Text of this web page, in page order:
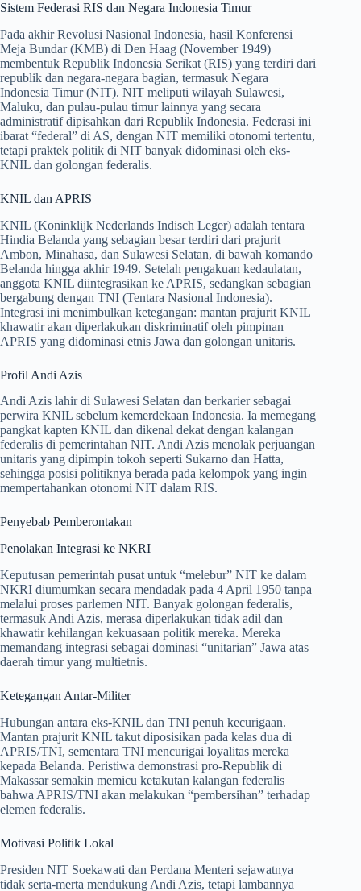
Sistem Federasi RIS dan Negara Indonesia Timur
Pada akhir Revolusi Nasional Indonesia, hasil Konferensi
Meja Bundar (KMB) di Den Haag (November 1949)
membentuk Republik Indonesia Serikat (RIS) yang terdiri dari
republik dan negara-negara bagian, termasuk Negara
Indonesia Timur (NIT). NIT meliputi wilayah Sulawesi,
Maluku, dan pulau-pulau timur lainnya yang secara
administratif dipisahkan dari Republik Indonesia. Federasi ini
ibarat “federal” di AS, dengan NIT memiliki otonomi tertentu,
tetapi praktek politik di NIT banyak didominasi oleh eks-
KNIL dan golongan federalis.
KNIL dan APRIS
KNIL (Koninklijk Nederlands Indisch Leger) adalah tentara
Hindia Belanda yang sebagian besar terdiri dari prajurit
Ambon, Minahasa, dan Sulawesi Selatan, di bawah komando
Belanda hingga akhir 1949. Setelah pengakuan kedaulatan,
anggota KNIL diintegrasikan ke APRIS, sedangkan sebagian
bergabung dengan TNI (Tentara Nasional Indonesia).
Integrasi ini menimbulkan ketegangan: mantan prajurit KNIL
khawatir akan diperlakukan diskriminatif oleh pimpinan
APRIS yang didominasi etnis Jawa dan golongan unitaris.
Profil Andi Azis
Andi Azis lahir di Sulawesi Selatan dan berkarier sebagai
perwira KNIL sebelum kemerdekaan Indonesia. Ia memegang
pangkat kapten KNIL dan dikenal dekat dengan kalangan
federalis di pemerintahan NIT. Andi Azis menolak perjuangan
unitaris yang dipimpin tokoh seperti Sukarno dan Hatta,
sehingga posisi politiknya berada pada kelompok yang ingin
mempertahankan otonomi NIT dalam RIS.
Penyebab Pemberontakan
Penolakan Integrasi ke NKRI
Keputusan pemerintah pusat untuk “melebur” NIT ke dalam
NKRI diumumkan secara mendadak pada 4 April 1950 tanpa
melalui proses parlemen NIT. Banyak golongan federalis,
termasuk Andi Azis, merasa diperlakukan tidak adil dan
khawatir kehilangan kekuasaan politik mereka. Mereka
memandang integrasi sebagai dominasi “unitarian” Jawa atas
daerah timur yang multietnis.
Ketegangan Antar-Militer
Hubungan antara eks-KNIL dan TNI penuh kecurigaan.
Mantan prajurit KNIL takut diposisikan pada kelas dua di
APRIS/TNI, sementara TNI mencurigai loyalitas mereka
kepada Belanda. Peristiwa demonstrasi pro-Republik di
Makassar semakin memicu ketakutan kalangan federalis
bahwa APRIS/TNI akan melakukan “pembersihan” terhadap
elemen federalis.
Motivasi Politik Lokal
Presiden NIT Soekawati dan Perdana Menteri sejawatnya
tidak serta-merta mendukung Andi Azis, tetapi lambannya